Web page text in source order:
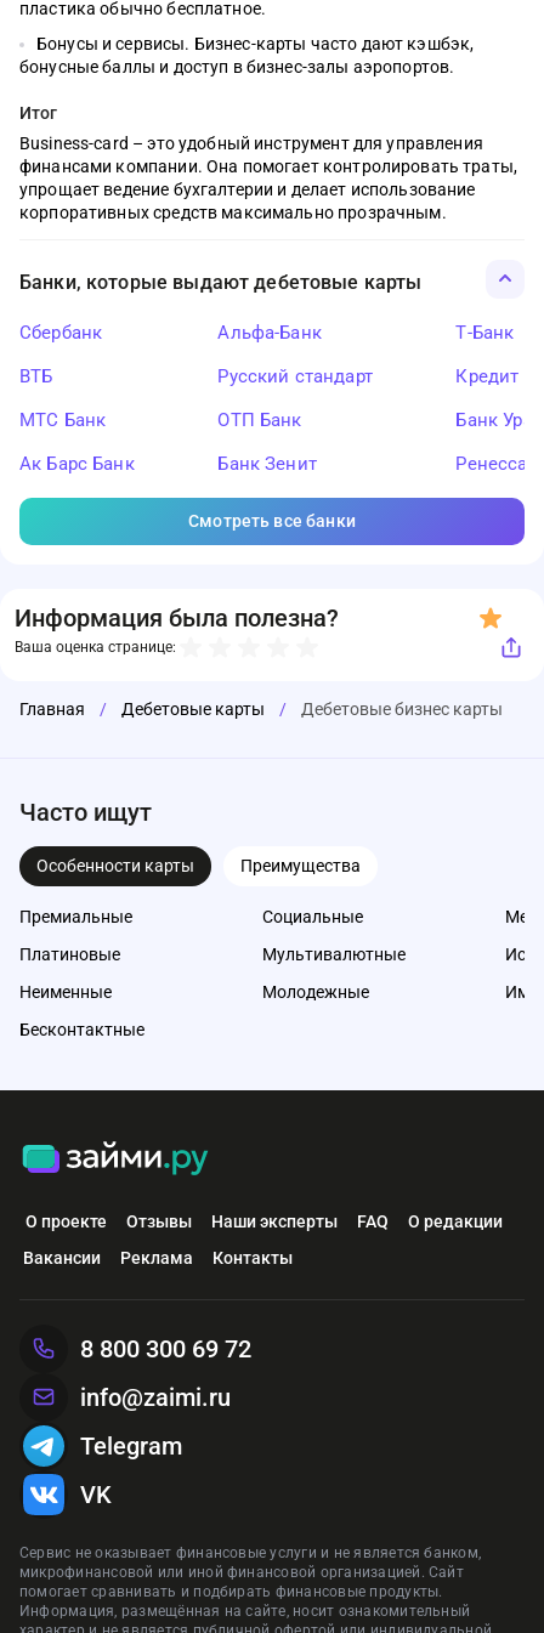
пластика обычно бесплатное.
Бонусы и сервисы. Бизнес-карты часто дают кэшбэк,
бонусные баллы и доступ в бизнес-залы аэропортов.
Итог
Business-card – это удобный инструмент для управления
финансами компании. Она помогает контролировать траты,
упрощает ведение бухгалтерии и делает использование
корпоративных средств максимально прозрачным.
Банки, которые выдают дебетовые карты
Сбербанк
ВТБ
МТС Банк
Ак Барс Банк
Альфа-Банк
Русский стандарт
ОТП Банк
Банк Зенит
Т-Банк
Кредит
Банк
Смотреть все банки
Информация была полезна?
Ваша оценка странице:
Главная / Дебетовые карты / Дебетовые бизнес карты
Часто ищут
Особенности карты Преимущества
Премиальные
Платиновые
Неименные
Бесконтактные
Социальные
Мультивалютные
Молодежные
О проекте Отзывы Наши эксперты FAQ
О редакции
Вакансии
Реклама Контакты
Сервис не оказывает финансовые услуги и не является банком,
микрофинансовой или иной финансовой организацией. Сайт
помогает сравнивать и подбирать финансовые продукты.
Информация, размещённая на сайте, носит ознакомительный
8 800 300 69 72
info@zaimi.ru
Telegram
VK